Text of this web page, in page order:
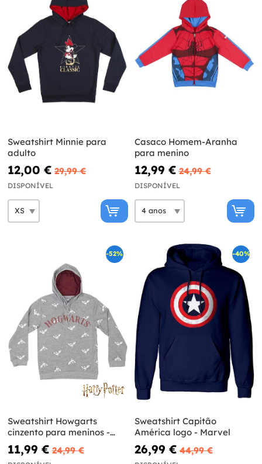
Sweatshirt Minnie para
adulto
12,00 € 29,99 €
DISPONÍVEL
Casaco Homem-Aranha
para menino
12,99 € 24,99 €
DISPONÍVEL
-52%
Sweatshirt Howgarts
cinzento para meninos -
Harry Potter
11,99 € 24,99 €
-40%
Sweatshirt Capitão
América logo - Marvel
26,99 € 44,99 €